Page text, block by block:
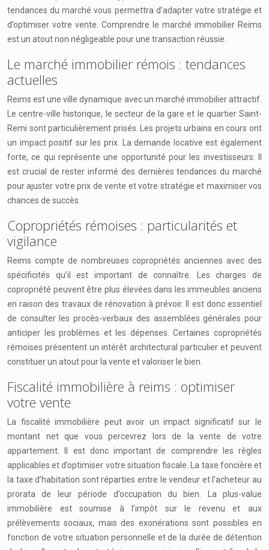
tendances du marché vous permettra d’adapter votre stratégie et
d’optimiser votre vente. Comprendre le marché immobilier Reims
est un atout non négligeable pour une transaction réussie.
Le marché immobilier rémois : tendances
actuelles
Reims est une ville dynamique avec un marché immobilier attractif.
Le centre-ville historique, le secteur de la gare et le quartier Saint-
Remi sont particulièrement prisés. Les projets urbains en cours ont
un impact positif sur les prix. La demande locative est également
forte, ce qui représente une opportunité pour les investisseurs. Il
est crucial de rester informé des dernières tendances du marché
pour ajuster votre prix de vente et votre stratégie et maximiser vos
chances de succès.
Copropriétés rémoises : particularités et
vigilance
Reims compte de nombreuses copropriétés anciennes avec des
spécificités qu’il est important de connaître. Les charges de
copropriété peuvent être plus élevées dans les immeubles anciens
en raison des travaux de rénovation à prévoir. Il est donc essentiel
de consulter les procès-verbaux des assemblées générales pour
anticiper les problèmes et les dépenses. Certaines copropriétés
rémoises présentent un intérêt architectural particulier et peuvent
constituer un atout pour la vente et valoriser le bien.
Fiscalité immobilière à reims : optimiser
votre vente
La fiscalité immobilière peut avoir un impact significatif sur le
montant net que vous percevrez lors de la vente de votre
appartement. Il est donc important de comprendre les règles
applicables et d’optimiser votre situation fiscale. La taxe foncière et
la taxe d’habitation sont réparties entre le vendeur et l’acheteur au
prorata de leur période d’occupation du bien. La plus-value
immobilière est soumise à l’impôt sur le revenu et aux
prélèvements sociaux, mais des exonérations sont possibles en
fonction de votre situation personnelle et de la durée de détention